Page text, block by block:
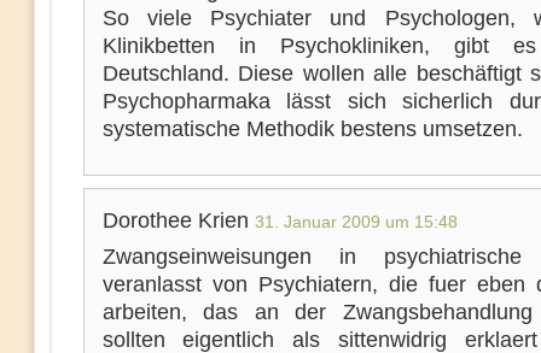
So viele Psychiater und Psychologen,
Klinikbetten in Psychokliniken, gibt
Deutschland. Diese wollen alle beschäftigt
Psychopharmaka lässt sich sicherlich
systematische Methodik bestens umsetzen.
Dorothee Krien 31. Januar 2009 um 15:48
Zwangseinweisungen in psychiatrische
veranlasst von Psychiatern, die fuer eben
arbeiten, das an der Zwangsbehandlung
sollten eigentlich als sittenwidrig